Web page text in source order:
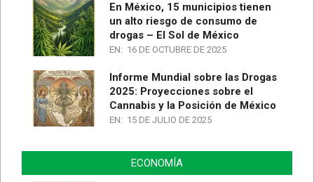
En México, 15 municipios tienen
un alto riesgo de consumo de
drogas – El Sol de México
EN: 16 DE OCTUBRE DE 2025
Informe Mundial sobre las Drogas
2025: Proyecciones sobre el
Cannabis y la Posición de México
EN: 15 DE JULIO DE 2025
ECONOMÍA